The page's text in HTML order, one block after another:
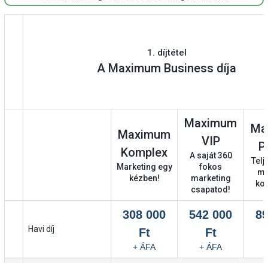
1. díjtétel
A Maximum Business díja
Maximum
Komplex
Marketing egy
kézben!
Maximum
VIP
A saját 360
fokos
marketing
csapatod!
Havi díj
308 000
Ft
+ ÁFA
542 000
Ft
+ ÁFA